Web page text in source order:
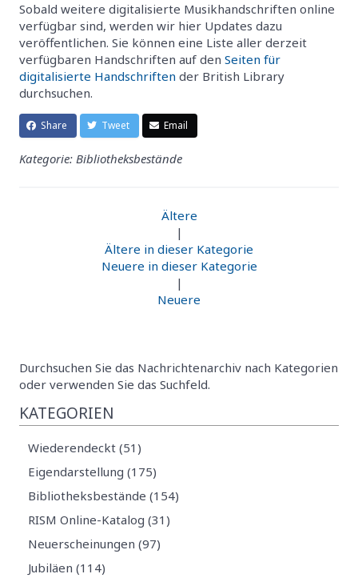
Sobald weitere digitalisierte Musikhandschriften online
verfügbar sind, werden wir hier Updates dazu
veröffentlichen. Sie können eine Liste aller derzeit
verfügbaren Handschriften auf den Seiten für
digitalisierte Handschriften der British Library
durchsuchen.
Share Tweet Email
Kategorie: Bibliotheksbestände
Ältere
|
Ältere in dieser Kategorie
Neuere in dieser Kategorie
|
Neuere
Durchsuchen Sie das Nachrichtenarchiv nach Kategorien
oder verwenden Sie das Suchfeld.
KATEGORIEN
Wiederendeckt (51)
Eigendarstellung (175)
Bibliotheksbestände (154)
RISM Online-Katalog (31)
Neuerscheinungen (97)
Jubiläen (114)